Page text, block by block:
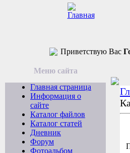
Приветствую Вас
Меню сайта
Главная страница
Информация о
сайте
Каталог файлов
Каталог статей
Дневник
Форум
Фотоальбом